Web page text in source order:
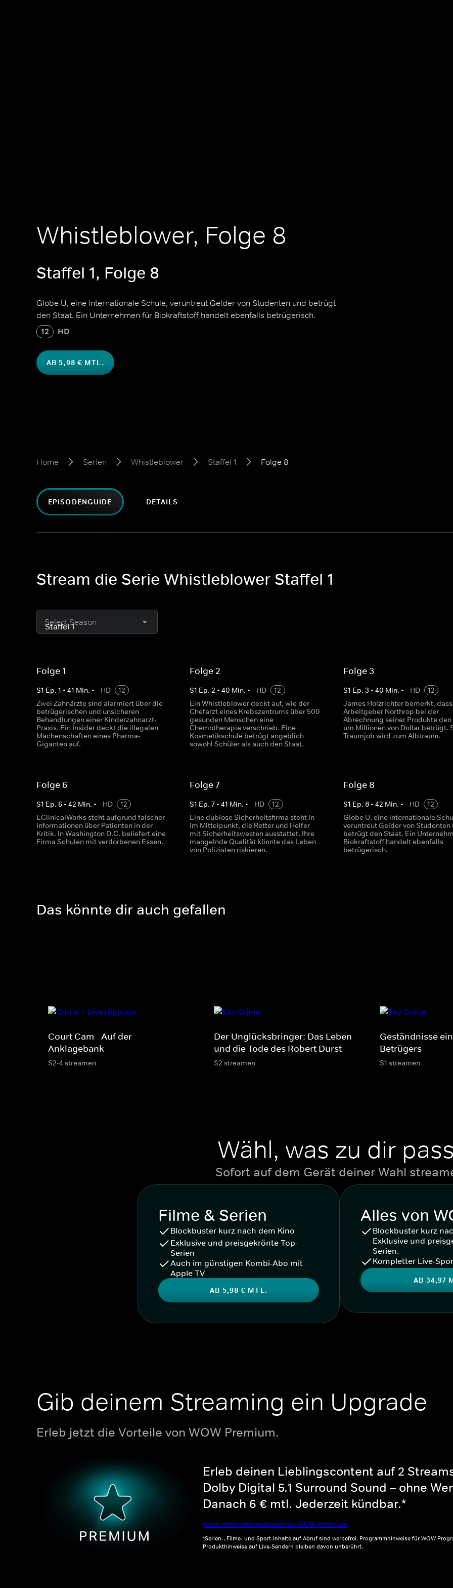
Whistleblower, Folge 8
Staffel 1, Folge 8
Globe U, eine internationale Schule, veruntreut Gelder von Studenten und betrügt
den Staat. Ein Unternehmen für Biokraftstoff handelt ebenfalls betrügerisch.
12 HD
AB 5,98 € MTL.
Home Serien Whistleblower Staffel 1 Folge 8
EPISODENGUIDE DETAILS
Stream die Serie Whistleblower Staffel 1
Select Season
Folge 1
S1 Ep. 1 • 41 Min. • HD
12
Zwei Zahnärzte sind alarmiert über die
betrügerischen und unsicheren
Behandlungen einer Kinderzahnarzt-
Praxis. Ein Insider deckt die illegalen
Machenschaften eines Pharma-
Giganten auf.
Folge 2
S1 Ep.2 •40 Min. • HD
12
Ein Whistleblower deckt auf, wie der
Chefarzt eines Krebszentrums über 500
gesunden Menschen eine
Chemotherapie verschrieb. Eine
Kosmetikschule betrügt angeblich
sowohl Schüler als auch den Staat.
Folge 3
S1 Ep. 3 • 40 Min. • HD
12
James Holzrichter bemerkt,
Arbeitgeber Northrop bei der
Abrechnung seiner Produkte den
um Millionen von Dollar betrügt.
Traumjob wird zum Albtraum.
Folge 6
S1 Ep. 6 • 42 Min. • HD
12
EClinicalWorks steht aufgrund falscher
Informationen über Patienten in der
Kritik. In Washington D.C. beliefert eine
Firma Schulen mit verdorbenen Essen.
Folge 7
S1 Ep.7 •41 Min. • HD
12
Eine dubiose Sicherheitsfirma steht in
im Mittelpunkt, die Retter und Helfer
mit Sicherheitswesten ausstattet. Ihre
mangelnde Qualität könnte das Leben
von Polizisten riskieren.
Folge 8
S1 Ep. 8• 42 Min. • HD
12
Globe U, eine internationale
veruntreut Gelder von Studenten
betrügt den Staat. Ein
Biokraftstoff handelt ebenfalls
betrügerisch.
Das könnte dir auch gefallen
Court Cam - Auf der
Anklagebank
S2-4 streamen
Der Unglücksbringer: Das Leben
und die Tode des Robert Durst
S2 streamen
Geständnisse
Betrügers
S1 streamen
Wähl, was zu dir
Sofort auf dem Gerät deiner Wahl
Filme & Serien
Blockbuster kurz nach dem Kino
Exklusive und preisgekrönte Top-
Serien
Auch im günstigen Kombi-Abo mit
Apple TV
AB 5,98 € MTL.
Alles von
Blockbuster kurz
Exklusive und
Serien.
Kompletter Live-
AB 34,97
Gib deinem Streaming ein Upgrade
Erleb jetzt die Vorteile von WOW Premium.
Erleb deinen Lieblingscontent auf 2
Dolby Digital 5.1 Surround Sound – ohne
Danach 6 € mtl. Jederzeit kündbar.*
Noch mehr Informationen zu WOW Premium
*Serien-, Filme- und Sport-Inhalte auf Abruf sind werbefrei. Programmhinweise für WOW
Produkthinweise auf Live-Sendern bleiben davon unberührt.